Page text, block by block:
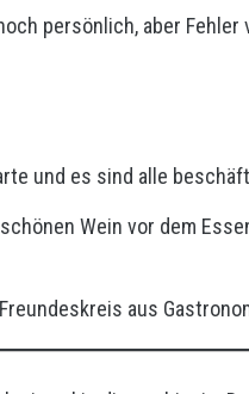
persönlich, aber Fehler
und es sind alle
Wein vor dem
aus